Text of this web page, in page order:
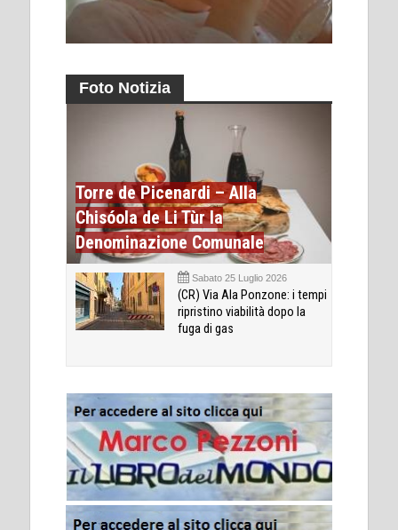
Foto Notizia
Torre de Picenardi – Alla
Chisóola de Li Tùr la
Denominazione Comunale
Sabato 25 Luglio 2026
(CR) Via Ala Ponzone: i tempi
ripristino viabilità dopo la
fuga di gas